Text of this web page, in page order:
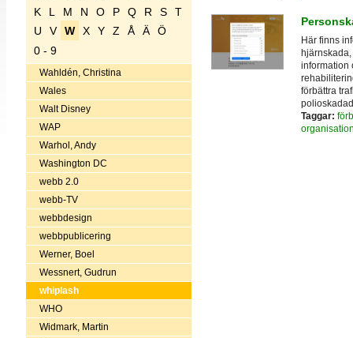
K
L M N O P Q R S
T
U
V W X Y Z Å Ä
Ö
0 - 9
Wahldén, Christina
Wales
Walt Disney
WAP
Warhol, Andy
Washington DC
webb 2.0
webb-TV
webbdesign
webbpublicering
Werner, Boel
Wessnert, Gudrun
whiplash
WHO
Widmark, Martin
Här finns
information
förbättra
Taggar: